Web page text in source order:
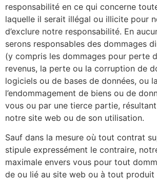
responsabilité en ce qui concerne
laquelle il serait illégal ou illicite pour
d’exclure notre responsabilité. En
serons responsables des dommages
(y compris les dommages pour perte
revenus, la perte ou la corruption de
logiciels ou de bases de données, ou
l’endommagement de biens ou de
vous ou par une tierce partie,
notre site web ou de son utilisation.
Sauf dans la mesure où tout contrat
stipule expressément le contraire,
maximale envers vous pour tout
de ou lié au site web ou à tout produit